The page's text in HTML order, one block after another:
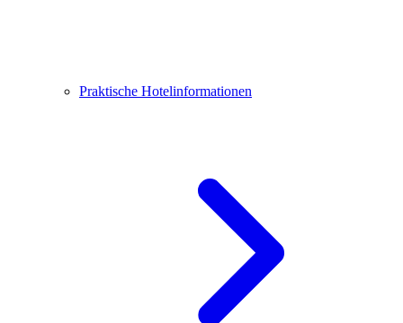
Praktische Hotelinformationen